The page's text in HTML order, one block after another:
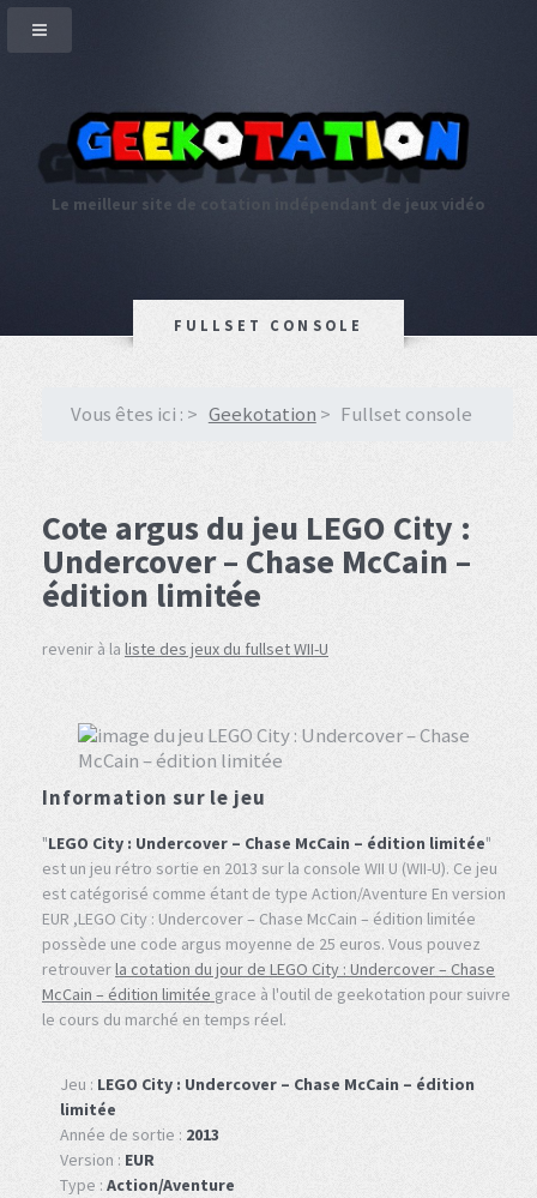
Le meilleur site de cotation indépendant de jeux vidéo
FULLSET CONSOLE
Vous êtes ici : Geekotation Fullset console
Cote argus du jeu LEGO City :
Undercover – Chase McCain –
édition limitée
revenir à la liste des jeux du fullset WII-U
Information sur le jeu
"LEGO City : Undercover – Chase McCain – édition limitée"
est un jeu rétro sortie en 2013 sur la console WII U (WII-U). Ce jeu
est catégorisé comme étant de type Action/Aventure En version
EUR ,LEGO City : Undercover – Chase McCain – édition limitée
possède une code argus moyenne de 25 euros. Vous pouvez
retrouverla cotation du jour de LEGO City : Undercover – Chase
McCain – édition limitée grace à l'outil de geekotation pour suivre
le cours du marché en temps réel.
Jeu : LEGO City : Undercover – Chase McCain – édition
limitée
Année de sortie : 2013
Version : EUR
Type : Action/Aventure